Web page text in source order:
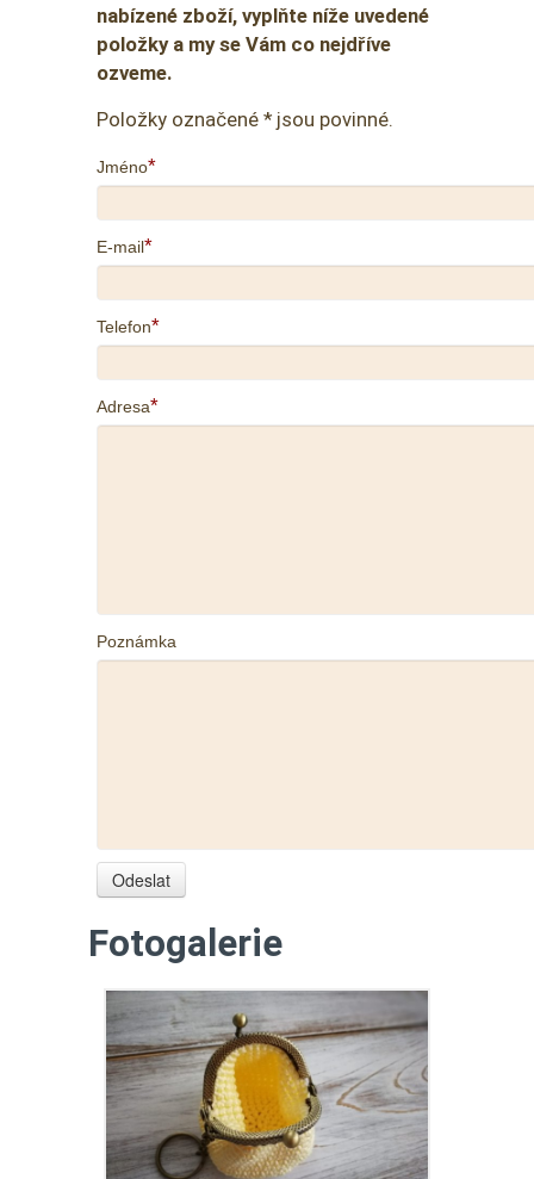
nabízené zboží, vyplňte níže uvedené
položky a my se Vám co nejdříve
ozveme.
Položky označené * jsou povinné.
Jméno*
E-mail*
Telefon*
Adresa*
Poznámka
Fotogalerie